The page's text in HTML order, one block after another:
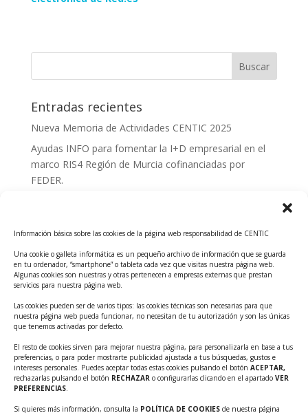
Información básica sobre las cookies de la página web responsabilidad de CENTIC
Una cookie o galleta informática es un pequeño archivo de información que se guarda
en tu ordenador, “smartphone” o tableta cada vez que visitas nuestra página web.
Algunas cookies son nuestras y otras pertenecen a empresas externas que prestan
servicios para nuestra página web.
Las cookies pueden ser de varios tipos: las cookies técnicas son necesarias para que
nuestra página web pueda funcionar, no necesitan de tu autorización y son las únicas
que tenemos activadas por defecto.
El resto de cookies sirven para mejorar nuestra página, para personalizarla en base a tus
preferencias, o para poder mostrarte publicidad ajustada a tus búsquedas, gustos e
intereses personales. Puedes aceptar todas estas cookies pulsando el botón ACEPTAR,
rechazarlas pulsando el botón RECHAZAR o configurarlas clicando en el apartado VER
PREFERENCIAS.
Si quieres más información, consulta la POLÍTICA DE COOKIES de nuestra página
Entradas recientes
Nueva Memoria de Actividades CENTIC 2025
Ayudas INFO para fomentar la I+D empresarial en el
marco RIS4 Región de Murcia cofinanciadas por
FEDER.
Tecnológicos 2ª ed.
Ayudas INFO para el apoyo a las empresas
innovadoras con potencial tecnológico y escalables
Convocatoria Cheque de Innovación. Ayudas INFO
para la contratación de servicios de Innovación y
Competitividad
Cheque Inversión del INFO. Ayudas para la
contratación de servicios de Innovación y
Competitividad para apoyar rondas de financiación.